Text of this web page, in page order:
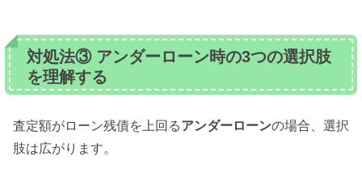
対処法③ アンダーローン時の3つの選択肢
を理解する
査定額がローン残債を上回るアンダーローンの場合、選択
肢は広がります。